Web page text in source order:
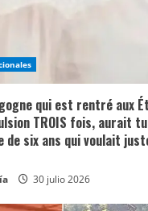
qui est rentré aux
TROIS fois, aurait
six ans qui voulait
30 julio 2026